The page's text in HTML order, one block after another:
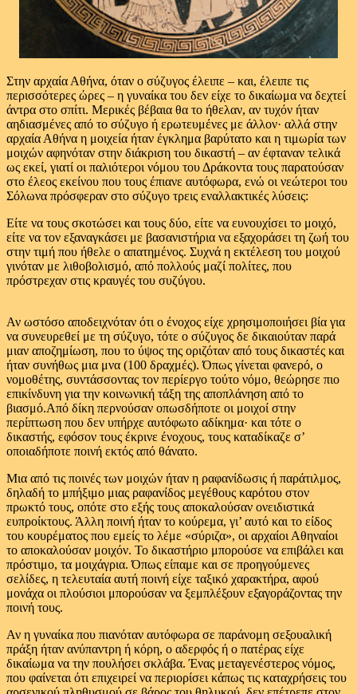
Στην αρχαία Αθήνα, όταν ο σύζυγος έλειπε – και, έλειπε τις
περισσότερες ώρες – η γυναίκα του δεν είχε το δικαίωμα να δεχτεί
άντρα στο σπίτι. Μερικές βέβαια θα το ήθελαν, αν τυχόν ήταν
αηδιασμένες από το σύζυγο ή ερωτευμένες με άλλον· αλλά στην
αρχαία Αθήνα η μοιχεία ήταν έγκλημα βαρύτατο και η τιμωρία των
μοιχών αφηνόταν στην διάκριση του δικαστή – αν έφταναν τελικά
ως εκεί, γιατί οι παλιότεροι νόμου του Δράκοντα τους παρατούσαν
στο έλεος εκείνου που τους έπιανε αυτόφωρα, ενώ οι νεώτεροι του
Σόλωνα πρόσφεραν στο σύζυγο τρεις εναλλακτικές λύσεις:
Eίτε να τους σκοτώσει και τους δύο, είτε να ευνουχίσει το μοιχό,
είτε να τον εξαναγκάσει με βασανιστήρια να εξαχοράσει τη ζωή του
στην τιμή που ήθελε ο απατημένος. Συχνά η εκτέλεση του μοιχού
γινόταν με λιθοβολισμό, από πολλούς μαζί πολίτες, που
πρόστρεχαν στις κραυγές του συζύγου.
Αν ωστόσο αποδειχνόταν ότι ο ένοχος είχε χρησιμοποιήσει βία για
να συνευρεθεί με τη σύζυγο, τότε ο σύζυγος δε δικαιούταν παρά
μιαν αποζημίωση, που το ύψος της οριζόταν από τους δικαστές και
ήταν συνήθως μια μνα (100 δραχμές). Όπως γίνεται φανερό, ο
νομοθέτης, συντάσσοντας τον περίεργο τούτο νόμο, θεώρησε πιο
επικίνδυνη για την κοινωνική τάξη της αποπλάνηση από το
βιασμό.Από δίκη περνούσαν οπωσδήποτε οι μοιχοί στην
περίπτωση που δεν υπήρχε αυτόφωτο αδίκημα· και τότε ο
δικαστής, εφόσον τους έκρινε ένοχους, τους καταδίκαζε σ’
οποιαδήποτε ποινή εκτός από θάνατο.
Μια από τις ποινές των μοιχών ήταν η ραφανίδωσις ή παράτιλμος,
δηλαδή το μπήξιμο μιας ραφανίδος μεγέθους καρότου στον
πρωκτό τους, οπότε στο εξής τους αποκαλούσαν ονειδιστικά
ευπροίκτους. Άλλη ποινή ήταν το κούρεμα, γι’ αυτό και το είδος
του κουρέματος που εμείς το λέμε «σύριζα», οι αρχαίοι Αθηναίοι
το αποκαλούσαν μοιχόν. Το δικαστήριο μπορούσε να επιβάλει και
πρόστιμο, τα μοιχάγρια. Όπως είπαμε και σε προηγούμενες
σελίδες, η τελευταία αυτή ποινή είχε ταξικό χαρακτήρα, αφού
μονάχα οι πλούσιοι μπορούσαν να ξεμπλέξουν εξαγοράζοντας την
ποινή τους.
Αν η γυναίκα που πιανόταν αυτόφωρα σε παράνομη σεξουαλική
πράξη ήταν ανύπαντρη ή κόρη, ο αδερφός ή ο πατέρας είχε
δικαίωμα να την πουλήσει σκλάβα. Ένας μεταγενέστερος νόμος,
που φαίνεται ότι επιχειρεί να περιορίσει κάπως τις καταχρήσεις του